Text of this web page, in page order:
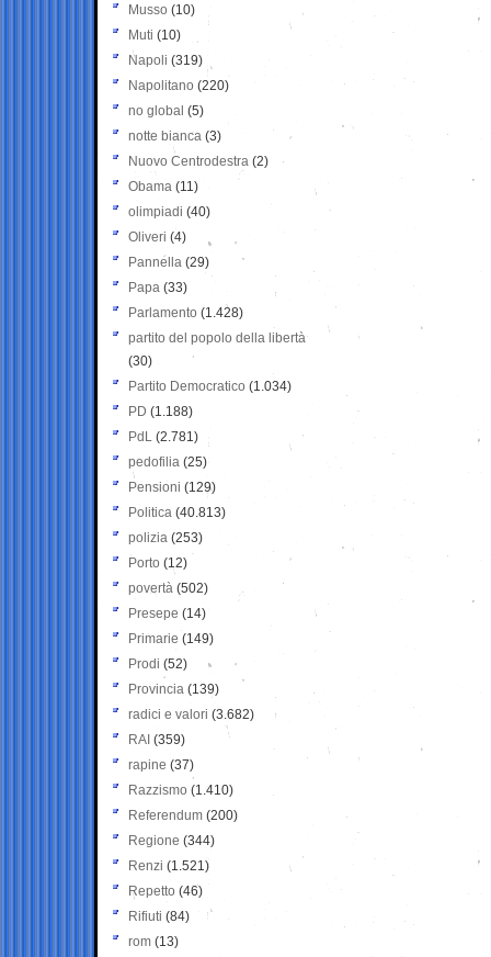
Musso (10)
Muti (10)
Napoli (319)
Napolitano (220)
no global (5)
notte bianca (3)
Nuovo Centrodestra (2)
Obama (11)
olimpiadi (40)
Oliveri (4)
Pannella (29)
Papa (33)
Parlamento (1.428)
partito del popolo della libertà
(30)
Partito Democratico (1.034)
PD (1.188)
PdL (2.781)
pedofilia (25)
Pensioni (129)
Politica (40.813)
polizia (253)
Porto (12)
povertà (502)
Presepe (14)
Primarie (149)
Prodi (52)
Provincia (139)
radici e valori (3.682)
RAI (359)
rapine (37)
Razzismo (1.410)
Referendum (200)
Regione (344)
Renzi (1.521)
Repetto (46)
Rifiuti (84)
rom (13)